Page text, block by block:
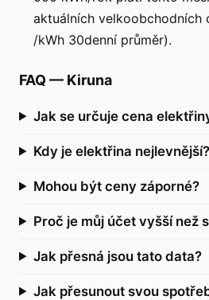
aktuálních velkoobchodních
/kWh 30denní průměr).
FAQ — Kiruna
Jak se určuje cena
Kdy je elektřina nejlevnější?
Mohou být ceny záporné?
Proč je můj účet vyšší než
Jak přesná jsou tato data?
Jak přesunout svou